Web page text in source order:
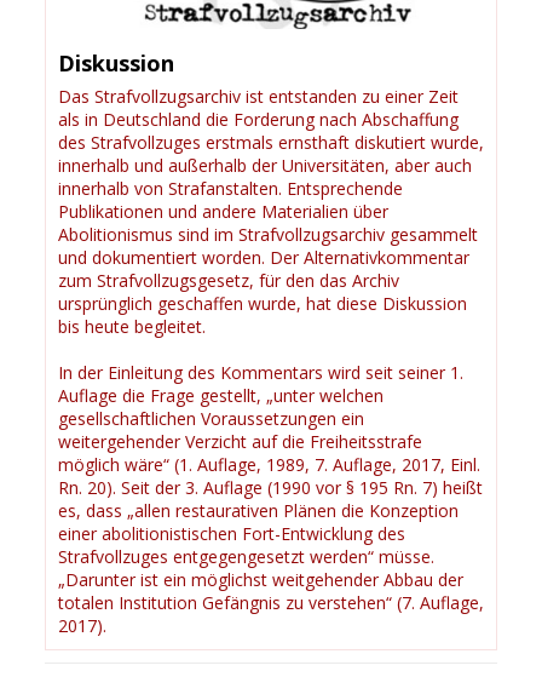
Diskussion
Das Strafvollzugsarchiv ist entstanden zu einer Zeit
als in Deutschland die Forderung nach Abschaffung
des Strafvollzuges erstmals ernsthaft diskutiert wurde,
innerhalb und außerhalb der Universitäten, aber auch
innerhalb von Strafanstalten. Entsprechende
Publikationen und andere Materialien über
Abolitionismus sind im Strafvollzugsarchiv gesammelt
und dokumentiert worden. Der Alternativkommentar
zum Strafvollzugsgesetz, für den das Archiv
ursprünglich geschaffen wurde, hat diese Diskussion
bis heute begleitet.
In der Einleitung des Kommentars wird seit seiner 1.
Auflage die Frage gestellt, „unter welchen
gesellschaftlichen Voraussetzungen ein
weitergehender Verzicht auf die Freiheitsstrafe
möglich wäre“ (1. Auflage, 1989, 7. Auflage, 2017, Einl.
Rn. 20). Seit der 3. Auflage (1990 vor § 195 Rn. 7) heißt
es, dass „allen restaurativen Plänen die Konzeption
einer abolitionistischen Fort-Entwicklung des
Strafvollzuges entgegengesetzt werden“ müsse.
„Darunter ist ein möglichst weitgehender Abbau der
totalen Institution Gefängnis zu verstehen“ (7. Auflage,
2017).